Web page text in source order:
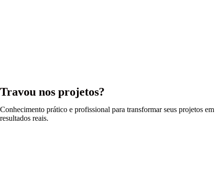
Travou nos projetos?
Conhecimento prático e profissional para transformar seus projetos em
resultados reais.